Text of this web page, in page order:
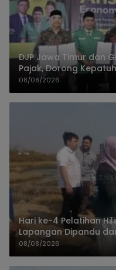
DJP Jawa Timur dan
Pajak, Dorong
UMKM
08/08/2026
Hari ke-4 Pelatihan
Lapangan Dipandu
08/08/2026